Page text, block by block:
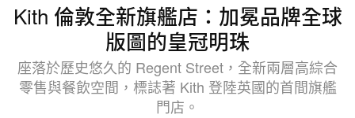
Kith 倫敦全新旗艦店：加冕品牌全球
版圖的皇冠明珠
座落於歷史悠久的 Regent Street，全新兩層高綜合
零售與餐飲空間，標誌著 Kith 登陸英國的首間旗艦
門店。